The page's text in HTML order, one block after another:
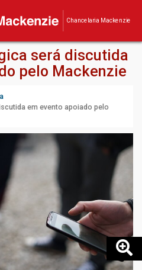
Chancelaria Mackenzie
será discutida
pelo Mackenzie
em evento apoiado pelo